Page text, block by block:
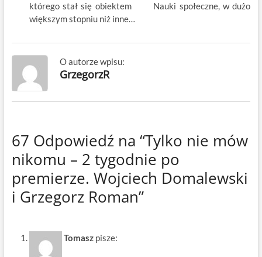
którego stał się obiektem Nauki społeczne, w dużo
większym stopniu niż inne…
O autorze wpisu:
GrzegorzR
67 Odpowiedź na “Tylko nie mów
nikomu – 2 tygodnie po
premierze. Wojciech Domalewski
i Grzegorz Roman”
Tomasz pisze: